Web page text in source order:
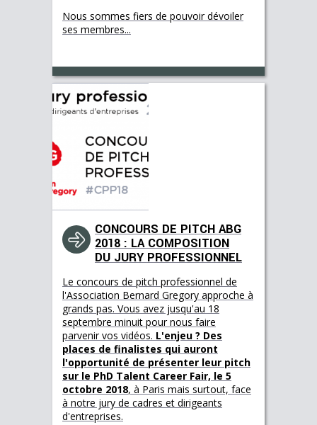
Nous sommes fiers de pouvoir dévoiler
ses membres...
CONCOURS DE PITCH ABG
2018 : LA COMPOSITION
DU JURY PROFESSIONNEL
Le concours de pitch professionnel de
l'Association Bernard Gregory approche à
grands pas. Vous avez jusqu'au 18
septembre minuit pour nous faire
parvenir vos vidéos. L'enjeu ? Des
places de finalistes qui auront
l'opportunité de présenter leur pitch
sur le PhD Talent Career Fair, le 5
octobre 2018, à Paris mais surtout, face
à notre jury de cadres et dirigeants
d'entreprises.